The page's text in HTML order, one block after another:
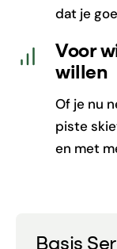
dat je
Voor
willen
Of je nu
piste
en met
Basis